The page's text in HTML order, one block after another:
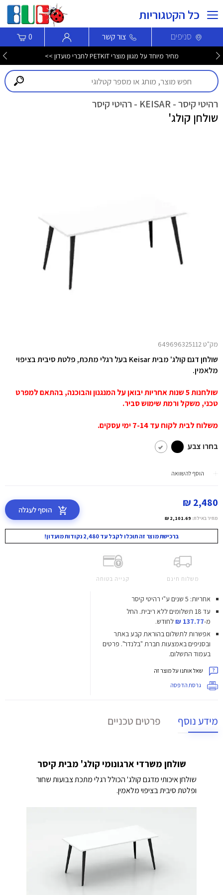
כל הקטגוריות
סניפים צור קשר 0
מחיר מיוחד על מגוון מוצרי PETKIT לחברי מועדון >>
רהיטי קיסר - KEISAR - רהיטי קיסר
שולחן קולג'
מק"ט 649696325112
שולחן דגם קולג' מבית Keisar בעל רגלי מתכת, פלטת סיבית בציפוי
מלאמין.
שולחנות 5 שנות אחריות יבואן על המנגנון והבוכנה, בהתאם למפרט
טכני, משקל ורמת שימוש סביר.
משלוח לבית לקוח עד 7-14 ימי עסקים.
בחרו צבע
הוסף להשוואה
2,480 ₪
מחיר באילת: 2,101.69 ₪
הוסף לעגלה
ברכישת מוצר זה תוכלו לקבל עד 2,480 נקודות מועדון!
משלוח חינם קנייה בטוחה
אחריות: 5 שנים ע"י רהיטי קיסר
עד 18 תשלומים ללא ריבית.
החל
מ-137.77 ₪
לחודש.
אפשרות לתשלום בהוראת קבע באתר
ובסניפים באמצעות חברת "בלנדר". פרטים
בעמוד התשלום.
שאל אותנו על מוצר זה
גרסת הדפסה
מידע נוסף פרטים טכניים
שולחן משרדי ארגונומי קולג' מבית קיסר
שולחן איכותי מדגם קולג' הכולל רגלי מתכת צבועות שחור
ופלטת סיבית בציפוי מלאמין.